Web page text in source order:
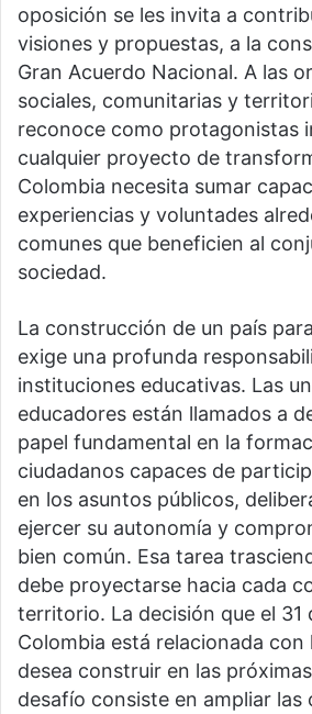
oposición se les invita a
visiones y propuestas, a la
Gran Acuerdo Nacional. A las
sociales, comunitarias y
reconoce como protagonistas
cualquier proyecto de
Colombia necesita sumar
experiencias y voluntades
comunes que beneficien al
sociedad.
La construcción de un país
exige una profunda
instituciones educativas. Las
educadores están llamados a
papel fundamental en la
ciudadanos capaces de
en los asuntos públicos,
ejercer su autonomía y
bien común. Esa tarea
debe proyectarse hacia cada
territorio. La decisión que el 31
Colombia está relacionada con
desea construir en las
desafío consiste en ampliar las